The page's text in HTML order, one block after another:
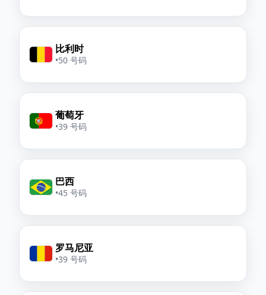
比利时
•50 号码
葡萄牙
•39 号码
巴西
•45 号码
罗马尼亚
•39 号码